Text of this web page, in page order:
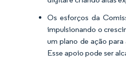
Os esforços da
impulsionando o
um plano de ação
Esse apoio pode ser